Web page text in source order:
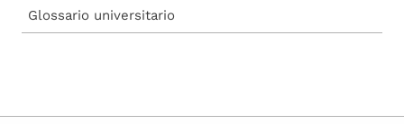
Glossario universitario